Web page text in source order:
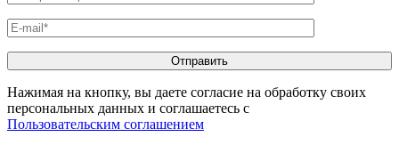
Нажимая на кнопку, вы даете согласие на обработку своих
персональных данных и соглашаетесь с
Пользовательским соглашением